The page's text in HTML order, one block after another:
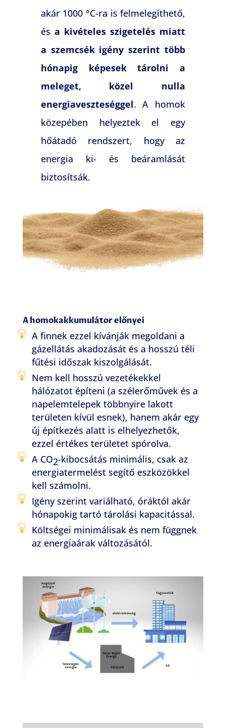
akár 1000 °C-ra is felmelegíthető,
és a kivételes szigetelés miatt
a szemcsék igény szerint több
hónapig képesek tárolni a
meleget, közel nulla
energiaveszteséggel. A homok
közepében helyeztek el egy
hőátadó rendszert, hogy az
energia ki- és beáramlását
biztosítsák.
A homokakkumulátor előnyei
A finnek ezzel kívánják megoldani a
gázellátás akadozását és a hosszú téli
fűtési időszak kiszolgálását.
Nem kell hosszú vezetékekkel
hálózatot építeni (a szélerőművek és a
napelemtelepek többnyire lakott
területen kívül esnek), hanem akár egy
új építkezés alatt is elhelyezhetők,
ezzel értékes területet spórolva.
A CO2-kibocsátás minimális, csak az
energiatermelést segítő eszközökkel
kell számolni.
Igény szerint variálható, óráktól akár
hónapokig tartó tárolási kapacitással.
Költségei minimálisak és nem függnek
az energiaárak változásától.